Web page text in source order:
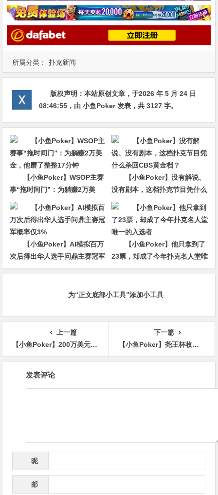
所属分类： 扑克新闻
版权声明：本站原创文章，于2026 年 5 月 24 日
08:46:55 ，由小鱼Poker发表，共 3127 字。
【小鱼Poker】WSOP主赛
事“拖时间门”：为躺赚2万美
金，他磨了整整17分钟
【小鱼Poker】没有解说、
没有剧本，这档扑克节目凭什么
杀回CBS黄金档？
【小鱼Poker】AI模拟百万
次后得出华人选手问鼎主赛冠军
概率仅3%
【小鱼Poker】他只拿到了
23票，却成了今年扑克名人堂唯
一的入选者
为“正文底部小工具”添加小工具
上一篇
【小鱼Poker】200万美元一局！Frankie C揭秘与Kabrhel的世纪单挑：“他觉得他能赢我，我也觉得我能赢他
下一篇
【小鱼Poker】尧王杯收官战报：主赛C/D组终极对决落幕，双冠王诞生，总决赛名单出炉
发表评论
昵
邮